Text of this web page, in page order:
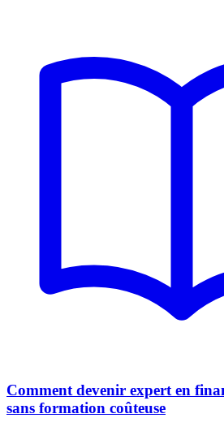
Comment devenir expert en
sans formation coûteuse